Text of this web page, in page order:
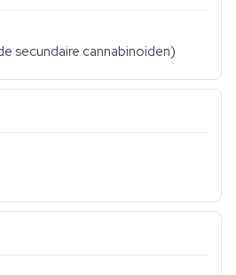
secundaire cannabinoiden)